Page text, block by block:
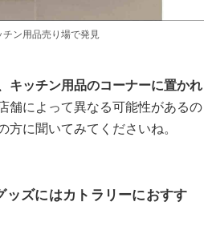
ン用品売り場で発見
キッチン用品のコーナーに置かれ
舗によって異なる可能性があるの
方に聞いてみてくださいね。
ッズにはカトラリーにおすす